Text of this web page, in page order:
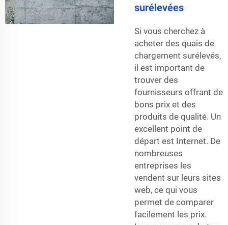
surélevées
Si vous cherchez à
acheter des quais de
chargement surélevés,
il est important de
trouver des
fournisseurs offrant de
bons prix et des
produits de qualité. Un
excellent point de
départ est Internet. De
nombreuses
entreprises les
vendent sur leurs sites
web, ce qui vous
permet de comparer
facilement les prix.